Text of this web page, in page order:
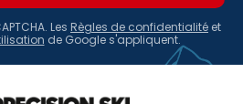
Les Règles de confidentialité et
de Google s'appliquent.